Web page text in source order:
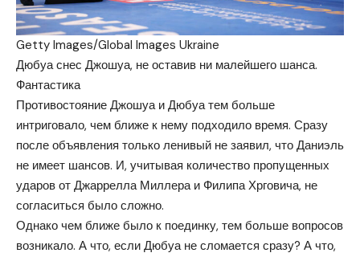
Getty Images/Global Images Ukraine
Дюбуа снес Джошуа, не оставив ни малейшего шанса.
Фантастика
Противостояние Джошуа и Дюбуа тем больше
интриговало, чем ближе к нему подходило время. Сразу
после объявления только ленивый не заявил, что Даниэль
не имеет шансов. И, учитывая количество пропущенных
ударов от Джаррелла Миллера и Филипа Хрговича, не
согласиться было сложно.
Однако чем ближе было к поединку, тем больше вопросов
возникало. А что, если Дюбуа не сломается сразу? А что,